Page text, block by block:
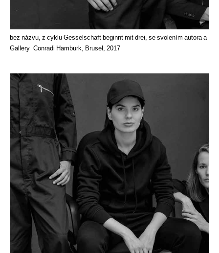
bez názvu, z cyklu Gesselschaft beginnt mit drei, se svolením autora a
Gallery Conradi Hamburk, Brusel, 2017